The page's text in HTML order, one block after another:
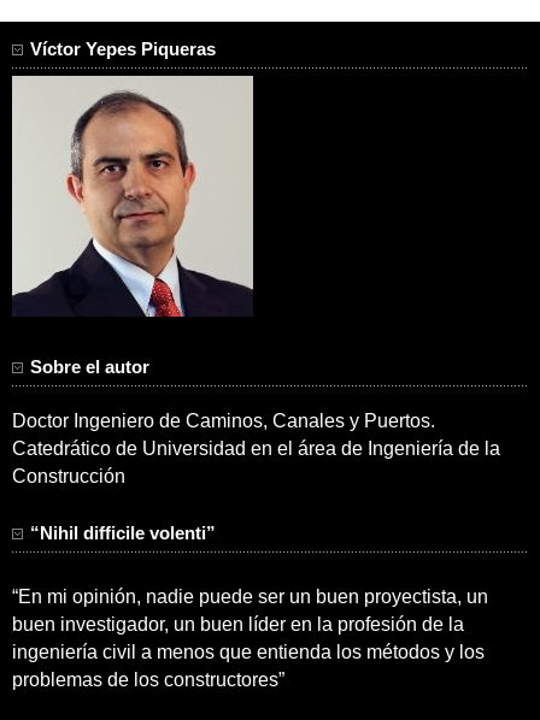
Víctor Yepes Piqueras
Sobre el autor
Doctor Ingeniero de Caminos, Canales y Puertos.
Catedrático de Universidad en el área de Ingeniería de la
Construcción
“Nihil difficile volenti”
“En mi opinión, nadie puede ser un buen proyectista, un
buen investigador, un buen líder en la profesión de la
ingeniería civil a menos que entienda los métodos y los
problemas de los constructores”